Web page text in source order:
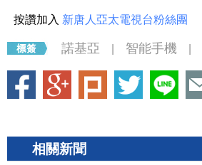
按讚加入 新唐人亞太電視台粉絲團
諾基亞 智能手機
相關新聞